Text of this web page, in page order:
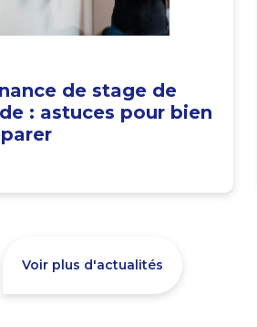
de stage de
: astuces pour bien
Voir plus d'actualités